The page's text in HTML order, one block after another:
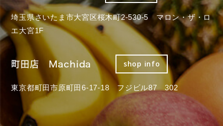
埼玉県さいたま市大宮区桜木町2-530-5 マロン・ザ・ロ
エ大宮1F
町田店 Machida shop info
東京都町田市原町田6-17-18 フジビル87 302